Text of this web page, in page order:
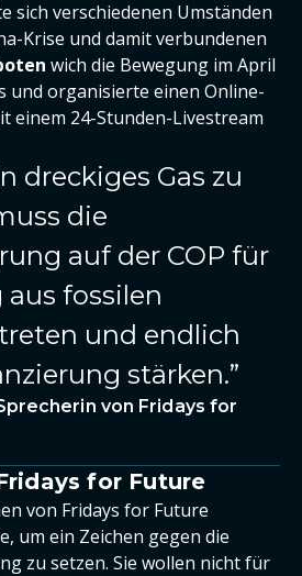
sich verschiedenen Umständen
Krise und damit verbundenen
wich die Bewegung im April
und organisierte einen Online-
einem 24-Stunden-Livestream
dreckiges Gas zu
die
auf der COP für
fossilen
und endlich
stärken.
von Fridays for
for Future
von Fridays for Future
um ein Zeichen gegen die
zu setzen. Sie wollen nicht für